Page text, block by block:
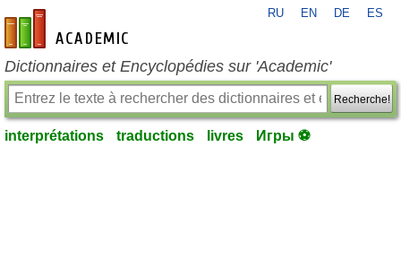
fr-academic.com
RU EN DE ES
Dictionnaires et Encyclopédies sur 'Academic'
Recherche!
interprétations traductions livres Игры ⚽